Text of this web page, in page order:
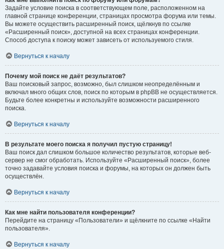
Задайте условие поиска в соответствующем поле, расположенном на
главной странице конференции, страницах просмотра форума или темы.
Вы можете осуществить расширенный поиск, щёлкнув по ссылке
«Расширенный поиск», доступной на всех страницах конференции.
Способ доступа к поиску может зависеть от используемого стиля.
Вернуться к началу
Почему мой поиск не даёт результатов?
Ваш поисковый запрос, возможно, был слишком неопределённым и
включал много общих слов, поиск по которым в phpBB не осуществляется.
Будьте более конкретны и используйте возможности расширенного
поиска.
Вернуться к началу
В результате моего поиска я получил пустую страницу!
Ваш поиск дал слишком большое количество результатов, которые веб-
сервер не смог обработать. Используйте «Расширенный поиск», более
точно задавайте условия поиска и форумы, на которых он должен быть
осуществлён.
Вернуться к началу
Как мне найти пользователя конференции?
Перейдите на страницу «Пользователи» и щёлкните по ссылке «Найти
пользователя».
Вернуться к началу